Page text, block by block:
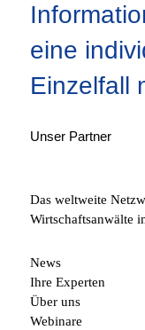
eine
Einzelfall
Unser Partner
Das weltweite
Wirtschaftsanwälte
News
Ihre Experten
Über uns
Webinare